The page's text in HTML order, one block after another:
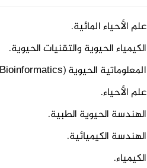
علم الأحياء المائية.
الكيمياء الحيوية والتقنيات الحيوية.
المعلوماتية الحيوية (Bioinformatics).
علم الأحياء.
الهندسة الحيوية الطبية.
الهندسة الكيميائية.
الكيمياء.